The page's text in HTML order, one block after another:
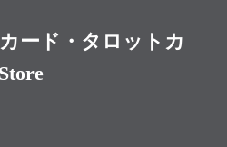
ード・タロットカ